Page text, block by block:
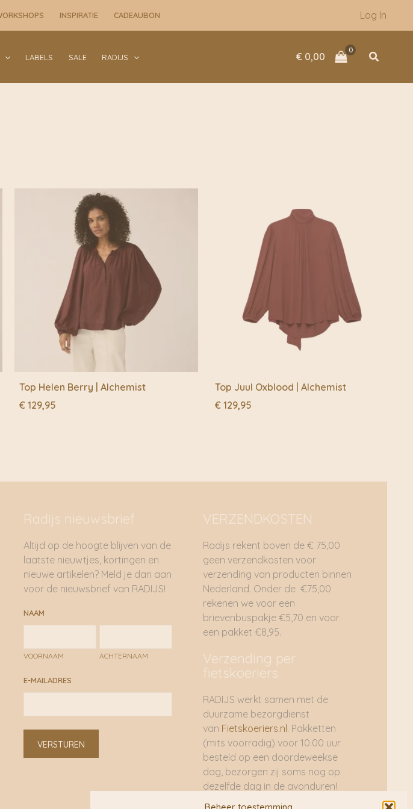
INSPIRATIE CADEAUBON Log In
LABELS SALE RADIJS € 0,00 Zoeken
Top Helen Berry | Alchemist
€ 129,95
Top Juul Oxblood | Alchemist
€ 129,95
Radijs nieuwsbrief
Altijd op de hoogte blijven van de
laatste nieuwtjes, kortingen en
nieuwe artikelen? Meld je dan aan
voor de nieuwsbrief van RADIJS!
NAAM
VOORNAAM ACHTERNAAM
E-MAILADRES
VERSTUREN
VERZENDKOSTEN
Radijs rekent boven de € 75,00
geen verzendkosten voor
verzending van producten binnen
Nederland. Onder de €75,00
rekenen we voor een
brievenbuspakje €5,70 en voor
een pakket €8,95.
Verzending per
fietskoeriers
RADIJS werkt samen met de
duurzame bezorgdienst
van Fietskoeriers.nl . Pakketten
(mits voorradig) voor 10.00 uur
besteld op een doordeweekse
dag, bezorgen zij soms nog op
dezelfde dag in de avonduren!
Brievenbuspakjes de volgende